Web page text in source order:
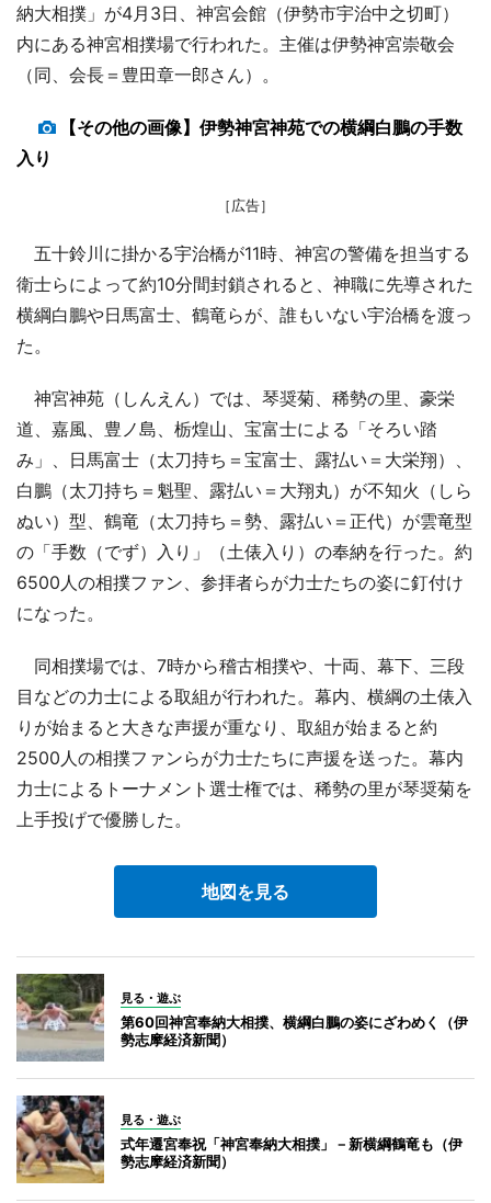
納大相撲」が4月3日、神宮会館（伊勢市宇治中之切町）
内にある神宮相撲場で行われた。主催は伊勢神宮崇敬会
（同、会長＝豊田章一郎さん）。
【その他の画像】伊勢神宮神苑での横綱白鵬の手数
入り
［広告］
五十鈴川に掛かる宇治橋が11時、神宮の警備を担当する
衛士らによって約10分間封鎖されると、神職に先導された
横綱白鵬や日馬富士、鶴竜らが、誰もいない宇治橋を渡っ
た。
神宮神苑（しんえん）では、琴奨菊、稀勢の里、豪栄
道、嘉風、豊ノ島、栃煌山、宝富士による「そろい踏
み」、日馬富士（太刀持ち＝宝富士、露払い＝大栄翔）、
白鵬（太刀持ち＝魁聖、露払い＝大翔丸）が不知火（しら
ぬい）型、鶴竜（太刀持ち＝勢、露払い＝正代）が雲竜型
の「手数（でず）入り」（土俵入り）の奉納を行った。約
6500人の相撲ファン、参拝者らが力士たちの姿に釘付け
になった。
同相撲場では、7時から稽古相撲や、十両、幕下、三段
目などの力士による取組が行われた。幕内、横綱の土俵入
りが始まると大きな声援が重なり、取組が始まると約
2500人の相撲ファンらが力士たちに声援を送った。幕内
力士によるトーナメント選士権では、稀勢の里が琴奨菊を
上手投げで優勝した。
地図を見る
見る・遊ぶ
第60回神宮奉納大相撲、横綱白鵬の姿にざわめく（伊
勢志摩経済新聞）
見る・遊ぶ
式年遷宮奉祝「神宮奉納大相撲」－新横綱鶴竜も（伊
勢志摩経済新聞）